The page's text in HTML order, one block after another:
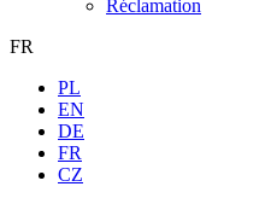
Réclamation
FR
PL
EN
DE
FR
CZ